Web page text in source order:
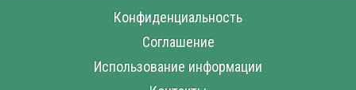
Конфиденциальность
Соглашение
Использование информации